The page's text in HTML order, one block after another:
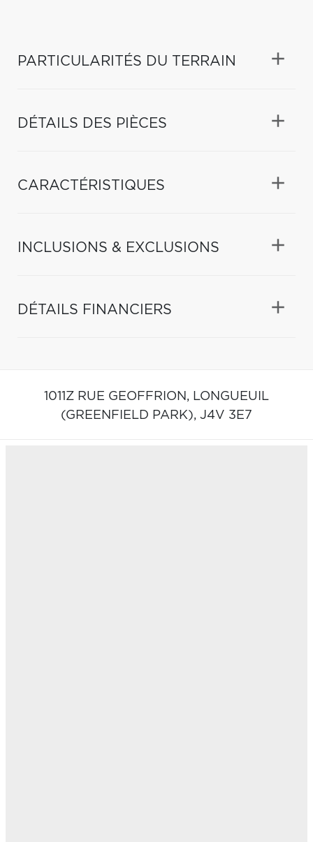
PARTICULARITÉS DU TERRAIN
DÉTAILS DES PIÈCES
CARACTÉRISTIQUES
INCLUSIONS & EXCLUSIONS
DÉTAILS FINANCIERS
1011Z RUE GEOFFRION, LONGUEUIL
(GREENFIELD PARK), J4V 3E7